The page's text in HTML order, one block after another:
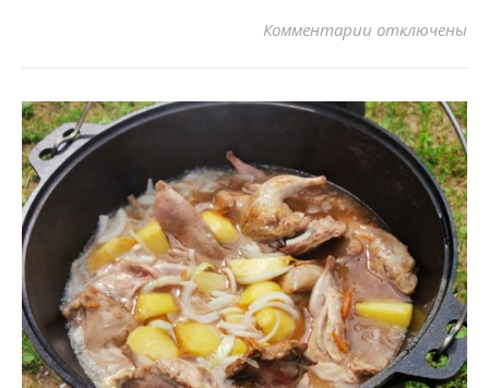
Комментарии к записи
отключены